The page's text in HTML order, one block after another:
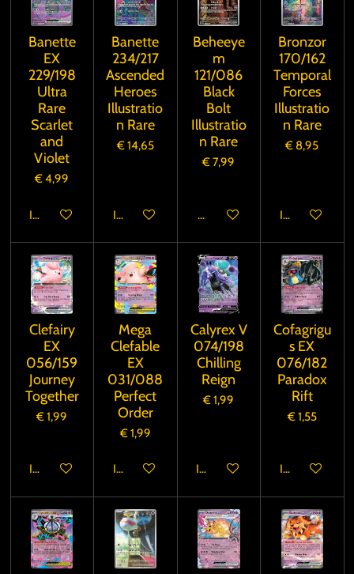
Banette
EX
229/198
Ultra
Rare
Scarlet
and
Violet
€ 4,99
In winkelwagen
Banette
234/217
Ascended
Heroes
Illustratio
n Rare
€ 14,65
In winkelwagen
Beheeye
m
121/086
Black
Bolt
Illustratio
n Rare
€ 7,99
Houd mij op de hoogte
Bronzor
170/162
Temporal
Forces
Illustratio
n Rare
€ 8,95
In
Clefairy
EX
056/159
Journey
Together
€ 1,99
In winkelwagen
Mega
Clefable
EX
031/088
Perfect
Order
€ 1,99
In winkelwagen
Calyrex V
074/198
Chilling
Reign
€ 1,99
In winkelwagen
Cofagrigu
s EX
076/182
Paradox
Rift
€ 1,55
In